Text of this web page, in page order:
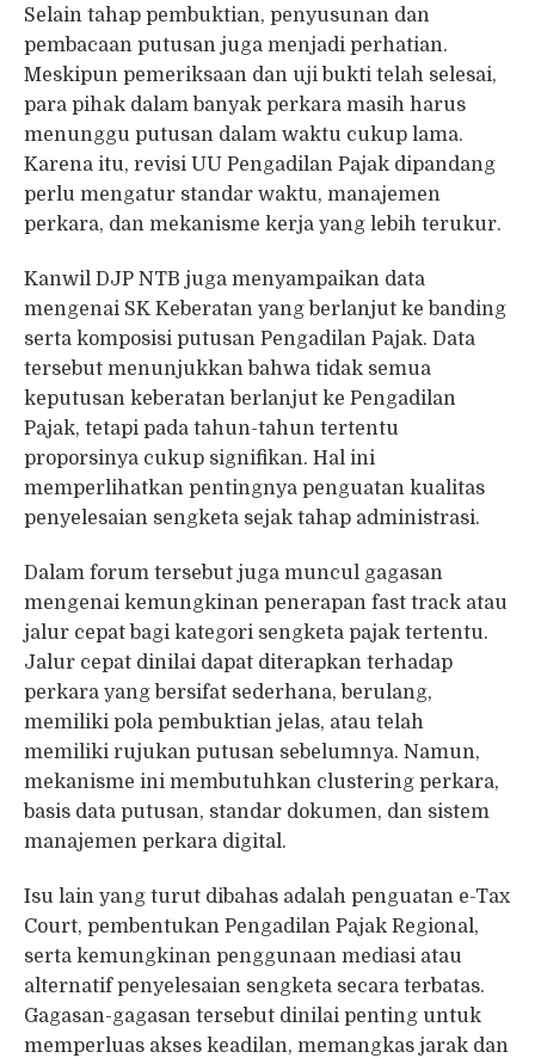
Selain tahap pembuktian, penyusunan dan
pembacaan putusan juga menjadi perhatian.
Meskipun pemeriksaan dan uji bukti telah selesai,
para pihak dalam banyak perkara masih harus
menunggu putusan dalam waktu cukup lama.
Karena itu, revisi UU Pengadilan Pajak dipandang
perlu mengatur standar waktu, manajemen
perkara, dan mekanisme kerja yang lebih terukur.
Kanwil DJP NTB juga menyampaikan data
mengenai SK Keberatan yang berlanjut ke banding
serta komposisi putusan Pengadilan Pajak. Data
tersebut menunjukkan bahwa tidak semua
keputusan keberatan berlanjut ke Pengadilan
Pajak, tetapi pada tahun-tahun tertentu
proporsinya cukup signifikan. Hal ini
memperlihatkan pentingnya penguatan kualitas
penyelesaian sengketa sejak tahap administrasi.
Dalam forum tersebut juga muncul gagasan
mengenai kemungkinan penerapan fast track atau
jalur cepat bagi kategori sengketa pajak tertentu.
Jalur cepat dinilai dapat diterapkan terhadap
perkara yang bersifat sederhana, berulang,
memiliki pola pembuktian jelas, atau telah
memiliki rujukan putusan sebelumnya. Namun,
mekanisme ini membutuhkan clustering perkara,
basis data putusan, standar dokumen, dan sistem
manajemen perkara digital.
Isu lain yang turut dibahas adalah penguatan e-Tax
Court, pembentukan Pengadilan Pajak Regional,
serta kemungkinan penggunaan mediasi atau
alternatif penyelesaian sengketa secara terbatas.
Gagasan-gagasan tersebut dinilai penting untuk
memperluas akses keadilan, memangkas jarak dan